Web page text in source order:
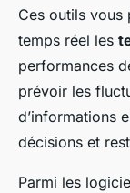
Ces outils vous
temps réel les
performances
prévoir les
d’informations
décisions et
Parmi les